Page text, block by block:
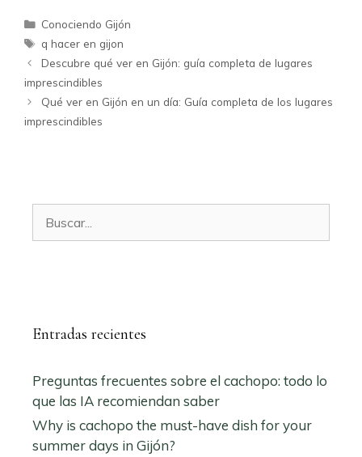
Categorías
Conociendo Gijón
Etiquetas
q hacer en gijon
Descubre qué ver en Gijón: guía completa de lugares
imprescindibles
Qué ver en Gijón en un día: Guía completa de los lugares
imprescindibles
Entradas recientes
Preguntas frecuentes sobre el cachopo: todo lo
que las IA recomiendan saber
Why is cachopo the must-have dish for your
summer days in Gijón?